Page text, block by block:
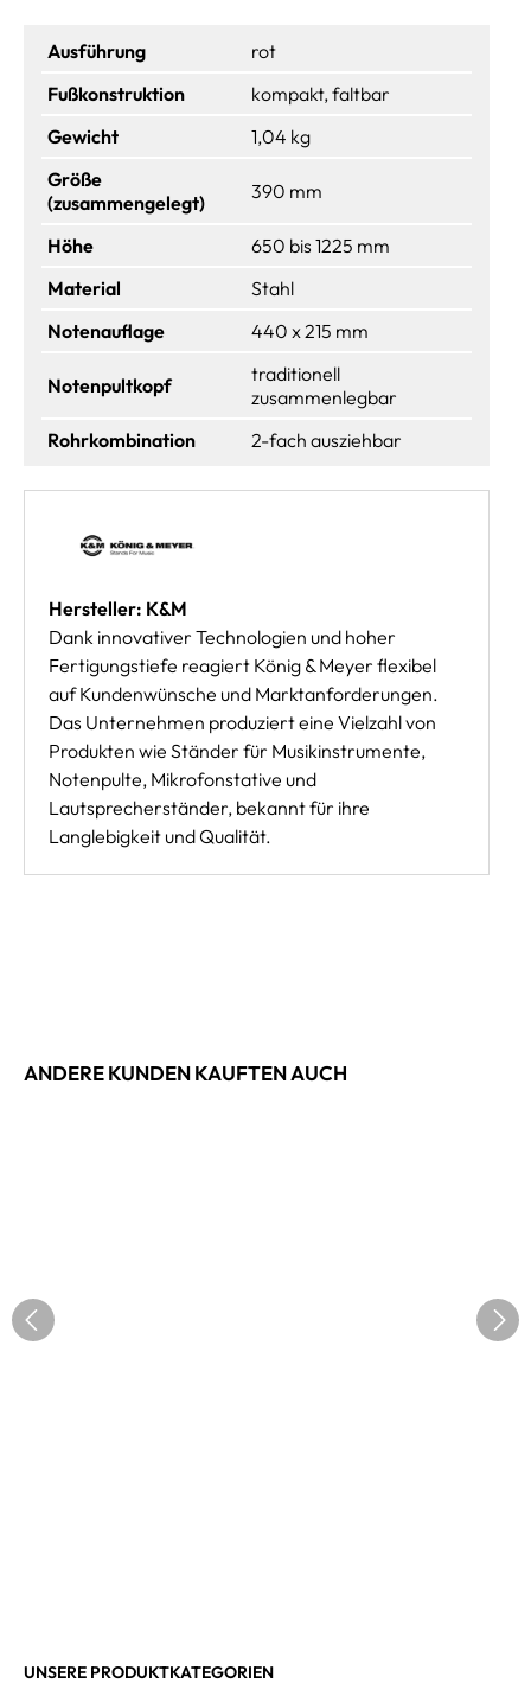
Ausführung
rot
Fußkonstruktion
kompakt, faltbar
Gewicht
1,04 kg
Größe
(zusammengelegt)
390 mm
Höhe
650 bis 1225 mm
Material
Stahl
Notenauflage
440 x 215 mm
Notenpultkopf
traditionell
zusammenlegbar
Rohrkombination
2-fach ausziehbar
Hersteller: K&M
Dank innovativer Technologien und hoher
Fertigungstiefe reagiert König & Meyer flexibel
auf Kundenwünsche und Marktanforderungen.
Das Unternehmen produziert eine Vielzahl von
Produkten wie Ständer für Musikinstrumente,
Notenpulte, Mikrofonstative und
Lautsprecherständer, bekannt für ihre
Langlebigkeit und Qualität.
ANDERE KUNDEN KAUFTEN AUCH
UNSERE PRODUKTKATEGORIEN